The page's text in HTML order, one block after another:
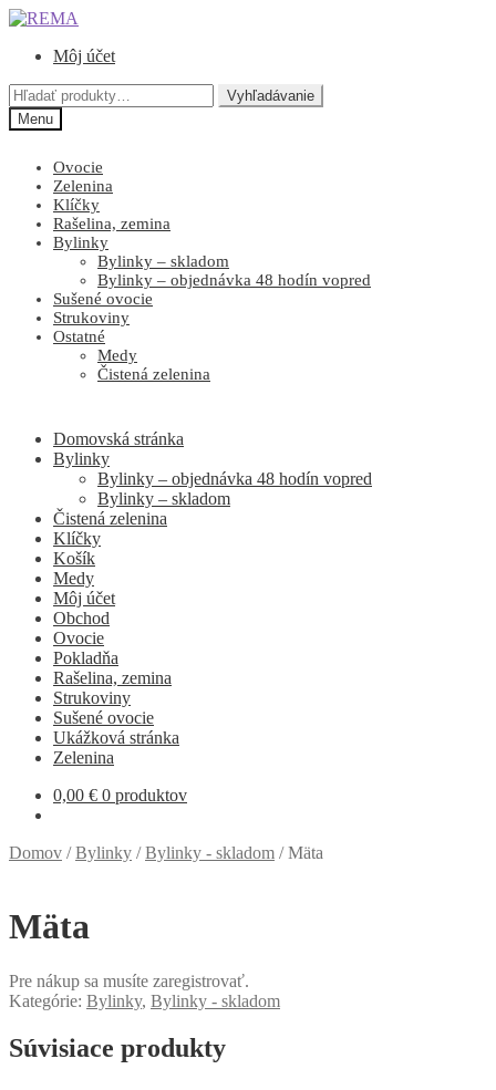
Preskočiť
navigáciu
Preskočiť
obsah
Môj účet
Hľadať:
Vyhľadávanie
Menu
Ovocie
Zelenina
Klíčky
Rašelina, zemina
Bylinky
Bylinky – skladom
Bylinky – objednávka 48 hodín vopred
Sušené ovocie
Strukoviny
Ostatné
Medy
Čistená zelenina
Domovská stránka
Bylinky
Bylinky – objednávka 48 hodín vopred
Bylinky – skladom
Čistená zelenina
Klíčky
Košík
Medy
Môj účet
Obchod
Ovocie
Pokladňa
Rašelina, zemina
Strukoviny
Sušené ovocie
Ukážková stránka
Zelenina
0,00 € 0 produktov
Domov /Bylinky /Bylinky - skladom /Mäta
Mäta
Pre nákup sa musíte zaregistrovať.
Kategórie: Bylinky, Bylinky - skladom
Súvisiace produkty